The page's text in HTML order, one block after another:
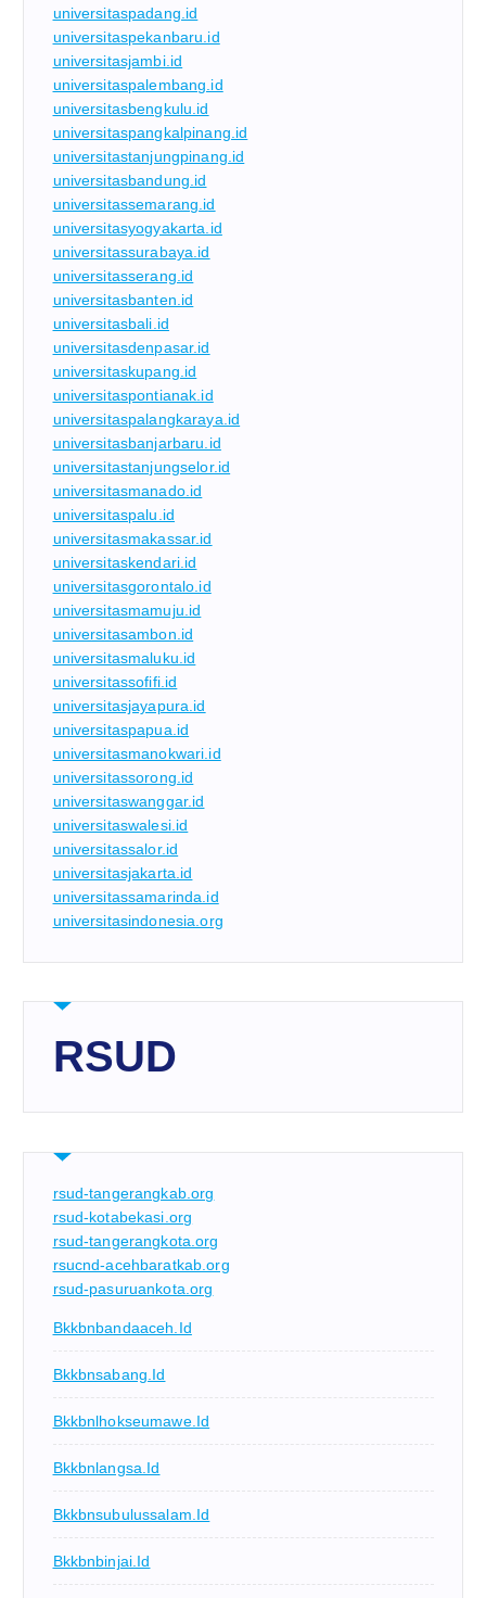
universitaspadang.id
universitaspekanbaru.id
universitasjambi.id
universitaspalembang.id
universitasbengkulu.id
universitaspangkalpinang.id
universitastanjungpinang.id
universitasbandung.id
universitassemarang.id
universitasyogyakarta.id
universitassurabaya.id
universitasserang.id
universitasbanten.id
universitasbali.id
universitasdenpasar.id
universitaskupang.id
universitaspontianak.id
universitaspalangkaraya.id
universitasbanjarbaru.id
universitastanjungselor.id
universitasmanado.id
universitaspalu.id
universitasmakassar.id
universitaskendari.id
universitasgorontalo.id
universitasmamuju.id
universitasambon.id
universitasmaluku.id
universitassofifi.id
universitasjayapura.id
universitaspapua.id
universitasmanokwari.id
universitassorong.id
universitaswanggar.id
universitaswalesi.id
universitassalor.id
universitasjakarta.id
universitassamarinda.id
universitasindonesia.org
RSUD
rsud-tangerangkab.org
rsud-kotabekasi.org
rsud-tangerangkota.org
rsucnd-acehbaratkab.org
rsud-pasuruankota.org
Bkkbnbandaaceh.id
Bkkbnsabang.id
Bkkbnlhokseumawe.id
Bkkbnlangsa.id
Bkkbnsubulussalam.id
Bkkbnbinjai.id